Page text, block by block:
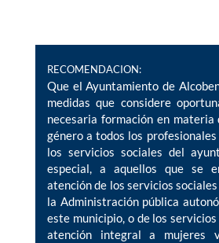
RECOMENDACION:
Que el Ayuntamiento de
medidas que considere
necesaria formación en materia
género a todos los
los servicios sociales del
especial, a aquellos que se
atención de los servicios
la Administración pública
este municipio, o de los
atención integral a mujeres